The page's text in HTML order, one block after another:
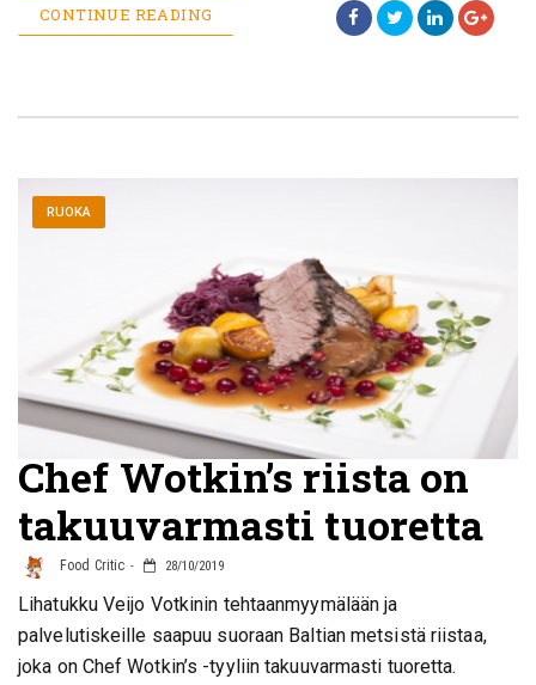
CONTINUE READING
RUOKA
Chef Wotkin’s riista on
takuuvarmasti tuoretta
Food Critic 28/10/2019
Lihatukku Veijo Votkinin tehtaanmyymälään ja
palvelutiskeille saapuu suoraan Baltian metsistä riistaa,
joka on Chef Wotkin’s -tyyliin takuuvarmasti tuoretta.